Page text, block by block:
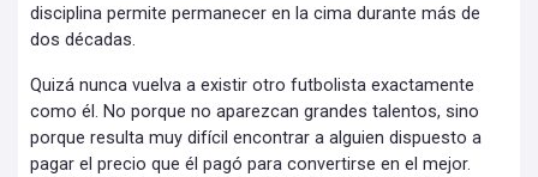
disciplina permite permanecer en la cima durante más de
dos décadas.
Quizá nunca vuelva a existir otro futbolista exactamente
como él. No porque no aparezcan grandes talentos, sino
porque resulta muy difícil encontrar a alguien dispuesto a
pagar el precio que él pagó para convertirse en el mejor.